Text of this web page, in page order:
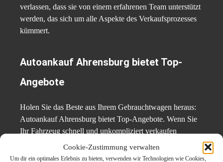
Cookie-Zustimmung verwalten
Um dir ein optimales Erlebnis zu bieten, verwenden wir Technologien wie Cookies,
verlassen, dass sie von einem erfahrenen Team unterstützt
werden, das sich um alle Aspekte des Verkaufsprozesses
kümmert.
Autoankauf Ahrensburg bietet Top-
Angebote
Holen Sie das Beste aus Ihrem Gebrauchtwagen heraus:
Autoankauf Ahrensburg bietet Top-Angebote. Wenn Sie
Ihr Fahrzeug schnell und unkompliziert verkaufen
möchten, wenden Sie sich an Autoankauf Ahrensburg.
Besuchen Sie die Webseite